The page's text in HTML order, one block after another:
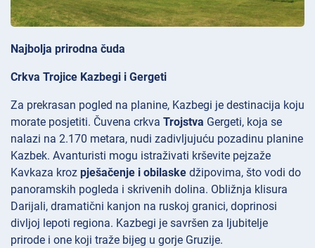
Najbolja prirodna čuda
Crkva Trojice Kazbegi i Gergeti
Za prekrasan pogled na planine, Kazbegi je destinacija koju
morate posjetiti. Čuvena crkva Trojstva Gergeti, koja se
nalazi na 2.170 metara, nudi zadivljujuću pozadinu planine
Kazbek. Avanturisti mogu istraživati krševite pejzaže
Kavkaza kroz pješačenje i obilaske džipovima, što vodi do
panoramskih pogleda i skrivenih dolina. Obližnja klisura
Darijali, dramatični kanjon na ruskoj granici, doprinosi
divljoj lepoti regiona. Kazbegi je savršen za ljubitelje
prirode i one koji traže bijeg u gorje Gruzije.